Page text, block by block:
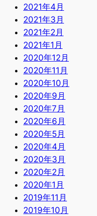
2021年4月
2021年3月
2021年2月
2021年1月
2020年12月
2020年11月
2020年10月
2020年9月
2020年7月
2020年6月
2020年5月
2020年4月
2020年3月
2020年2月
2020年1月
2019年11月
2019年10月